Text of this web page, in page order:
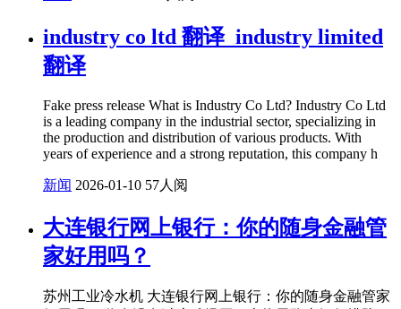
industry co ltd 翻译_industry limited
翻译
Fake press release What is Industry Co Ltd? Industry Co Ltd
is a leading company in the industrial sector, specializing in
the production and distribution of various products. With
years of experience and a strong reputation, this company h
新闻 2026-01-10 57人阅
大连银行网上银行：你的随身金融管
家好用吗？
苏州工业冷水机 大连银行网上银行：你的随身金融管家